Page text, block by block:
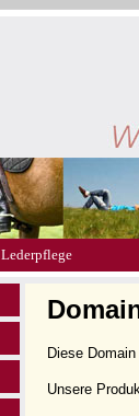
Lederpflege
Diese
Unsere